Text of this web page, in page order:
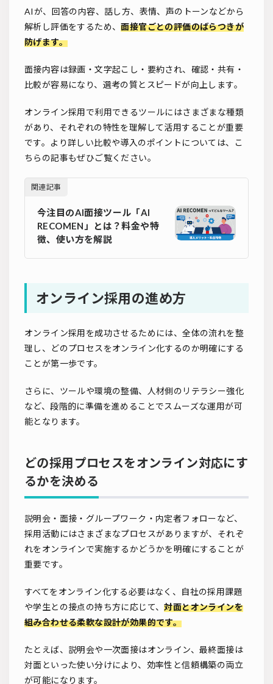
AIが、回答の内容、話し方、表情、声のトーンなどから
解析し評価をするため、面接官ごとの評価のばらつきが
防げます。
面接内容は録画・文字起こし・要約され、確認・共有・
比較が容易になり、選考の質とスピードが向上します。
オンライン採用で利用できるツールにはさまざまな種類
があり、それぞれの特性を理解して活用することが重要
です。より詳しい比較や導入のポイントについては、こ
ちらの記事もぜひご覧ください。
関連記事
今注目のAI面接ツール「AI
RECOMEN」とは？料金や特
徴、使い方を解説
オンライン採用の進め方
オンライン採用を成功させるためには、全体の流れを整
理し、どのプロセスをオンライン化するのか明確にする
ことが第一歩です。
さらに、ツールや環境の整備、人材側のリテラシー強化
など、段階的に準備を進めることでスムーズな運用が可
能となります。
どの採用プロセスをオンライン対応にす
るかを決める
説明会・面接・グループワーク・内定者フォローなど、
採用活動にはさまざまなプロセスがありますが、それぞ
れをオンラインで実施するかどうかを明確にすることが
重要です。
すべてをオンライン化する必要はなく、自社の採用課題
や学生との接点の持ち方に応じて、対面とオンラインを
組み合わせる柔軟な設計が効果的です。
たとえば、説明会や一次面接はオンライン、最終面接は
対面といった使い分けにより、効率性と信頼構築の両立
が可能になります。